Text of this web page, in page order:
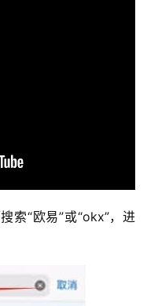
索“欧易”或“okx”，进